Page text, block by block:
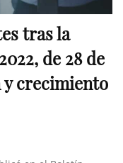
tras la
de 28 de
y crecimiento